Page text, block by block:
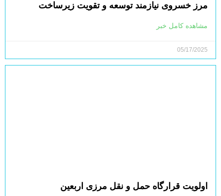
مرز خسروی نیازمند توسعه و تقویت زیرساخت‌
مشاهده کامل خبر
05/17/2025
اولویت قرارگاه حمل و نقل مرزی اربعین